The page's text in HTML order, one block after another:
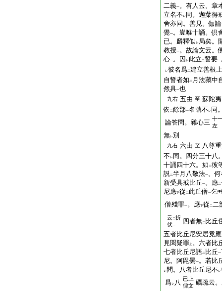
二義一。有人云。章
立名不 レ 同。迦葉得
舍亦同。善見。伽
覺一。豈唯十誦。倶
已。麟釋似 レ局矣。
教授一。故論文云。
心一。因 レ此立 二誓要一
レ彼名爲二建立善根
自誓者如 二 月法藏中
然具一也
九右 五由 至 蘇陀
依 二餘部一名號不 レ 同
論答問。雜心三 十
左
無レ別
九右 六由 至 八尊
不 レ 同。四分三十八
十誦四十六。如 二彼
説二半月八敬法一。
新受具戒比丘一。應二
尼應下從 二 此丘僧一乞
僧殘罪一。應下從 二二
云二折
伏一
四者無二 比丘
五者比丘尼安居竟應
見聞疑罪 上 。六者比
七者比丘尼語二 比丘一
尼。阿毘曇一。若比
レ問。八者比丘尼不 レ
爲レ八 已上
律文 礪疏云